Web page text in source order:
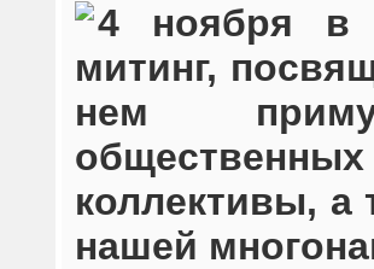
4 ноября в
митинг,
нем
коллективы, а
нашей